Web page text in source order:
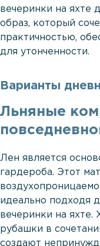
вечеринки на яхте
образ, который
практичностью,
для утонченности.
Варианты
Льняные
Лен является
гардероба. Этот
идеально подходя
вечеринки на
рубашки в
создают